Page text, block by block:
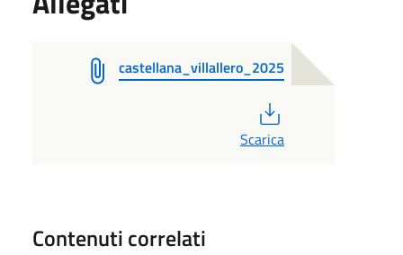
castellana_villallero_2025
Scarica
Contenuti correlati